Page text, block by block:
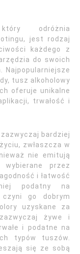
odróżnia
jest rodzaj
każdego z
do swoich
tusz alkoholowy
oferuje unikalne
trwałość i
bardziej
zwłaszcza w
nie emitują
przez
i łatwość
podatny na
go dobrym
uzyskane za
żywe i
i podatne na
typów tuszów.
się ze sobą